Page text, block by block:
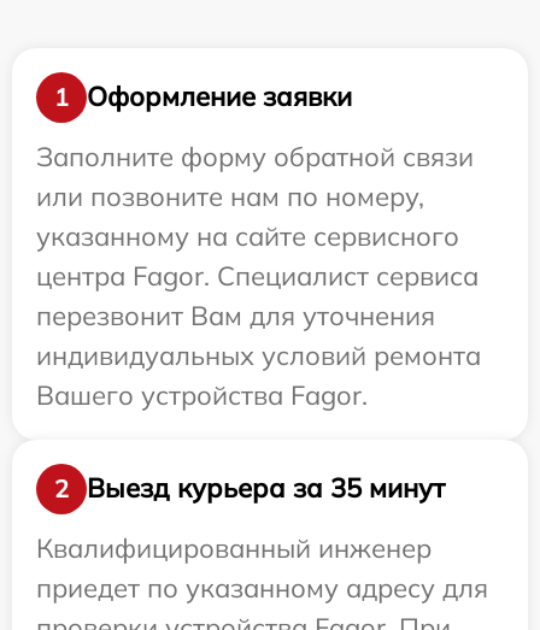
1
Оформление заявки
Заполните форму обратной связи
или позвоните нам по номеру,
указанному на сайте сервисного
центра Fagor. Специалист сервиса
перезвонит Вам для уточнения
индивидуальных условий ремонта
Вашего устройства Fagor.
2
Выезд курьера за 35 минут
Квалифицированный инженер
приедет по указанному адресу для